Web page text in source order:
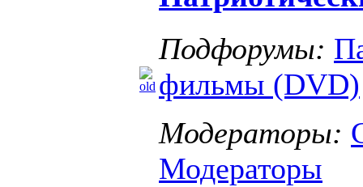
Подфорумы:
фильмы (DVD)
Модераторы:
Модераторы